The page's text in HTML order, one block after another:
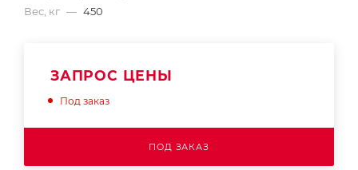
Вес, кг — 450
ЗАПРОС ЦЕНЫ
Под заказ
ПОД ЗАКАЗ